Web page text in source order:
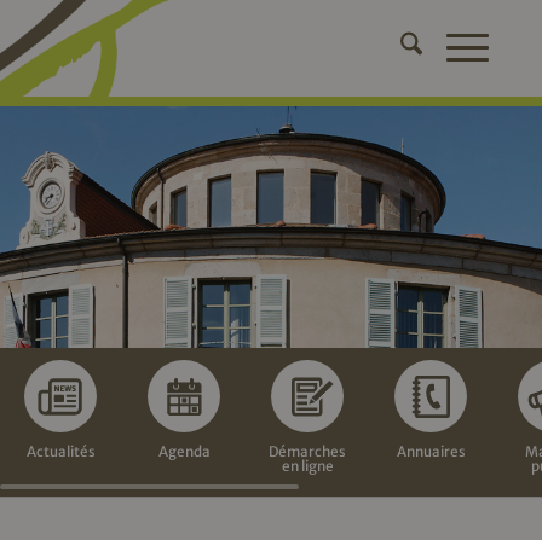
Actualités Agenda
Démarches
en ligne
Annuaires